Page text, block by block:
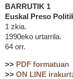
BARRUTIK 1
Euskal Preso
1 zkia.
1990eko urtarrila.
64 orr.
>> PDF formatuan
>> ON LINE